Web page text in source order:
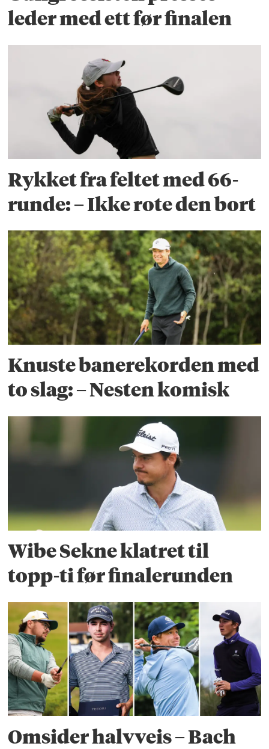
leder med ett før finalen
Rykket fra feltet med 66-
runde: – Ikke rote den bort
Knuste banerekorden med
to slag: – Nesten komisk
Wibe Sekne klatret til
topp-ti før finalerunden
Omsider halvveis – Bach